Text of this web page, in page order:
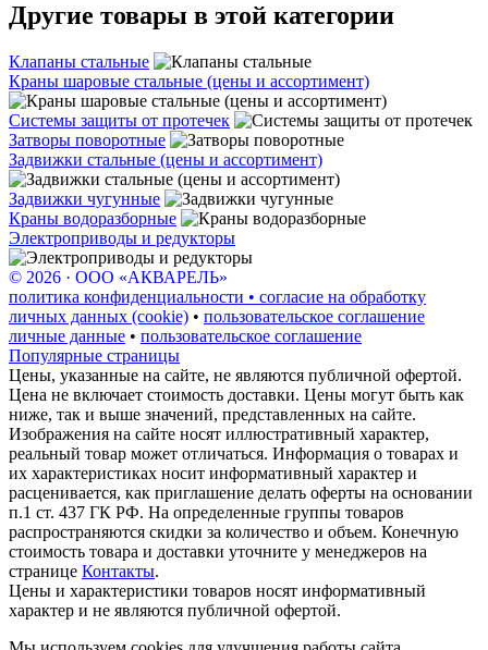
Другие товары в этой категории
Клапаны стальные
Краны шаровые стальные (цены и ассортимент)
Системы защиты от протечек
Затворы поворотные
Задвижки стальные (цены и ассортимент)
Задвижки чугунные
Краны водоразборные
Электроприводы и редукторы
© 2026 · ООО «АКВАРЕЛЬ»
политика конфиденциальности • согласие на обработку
личных данных (cookie) • пользовательское соглашение
личные данные • пользовательское соглашение
Популярные страницы
Цены, указанные на сайте, не являются публичной офертой.
Цена не включает стоимость доставки. Цены могут быть как
ниже, так и выше значений, представленных на сайте.
Изображения на сайте носят иллюстративный характер,
реальный товар может отличаться. Информация о товарах и
их характеристиках носит информативный характер и
расценивается, как приглашение делать оферты на основании
п.1 ст. 437 ГК РФ. На определенные группы товаров
распространяются скидки за количество и объем. Конечную
стоимость товара и доставки уточните у менеджеров на
странице Контакты.
Цены и характеристики товаров носят информативный
характер и не являются публичной офертой.